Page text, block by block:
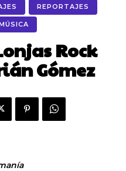
REPORTAJES
Rock
Gómez